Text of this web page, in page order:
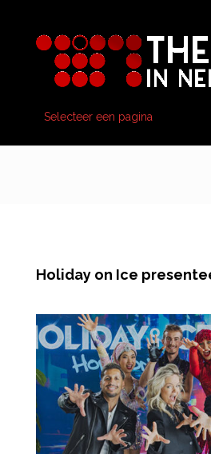
Selecteer een pagina
Holiday on Ice